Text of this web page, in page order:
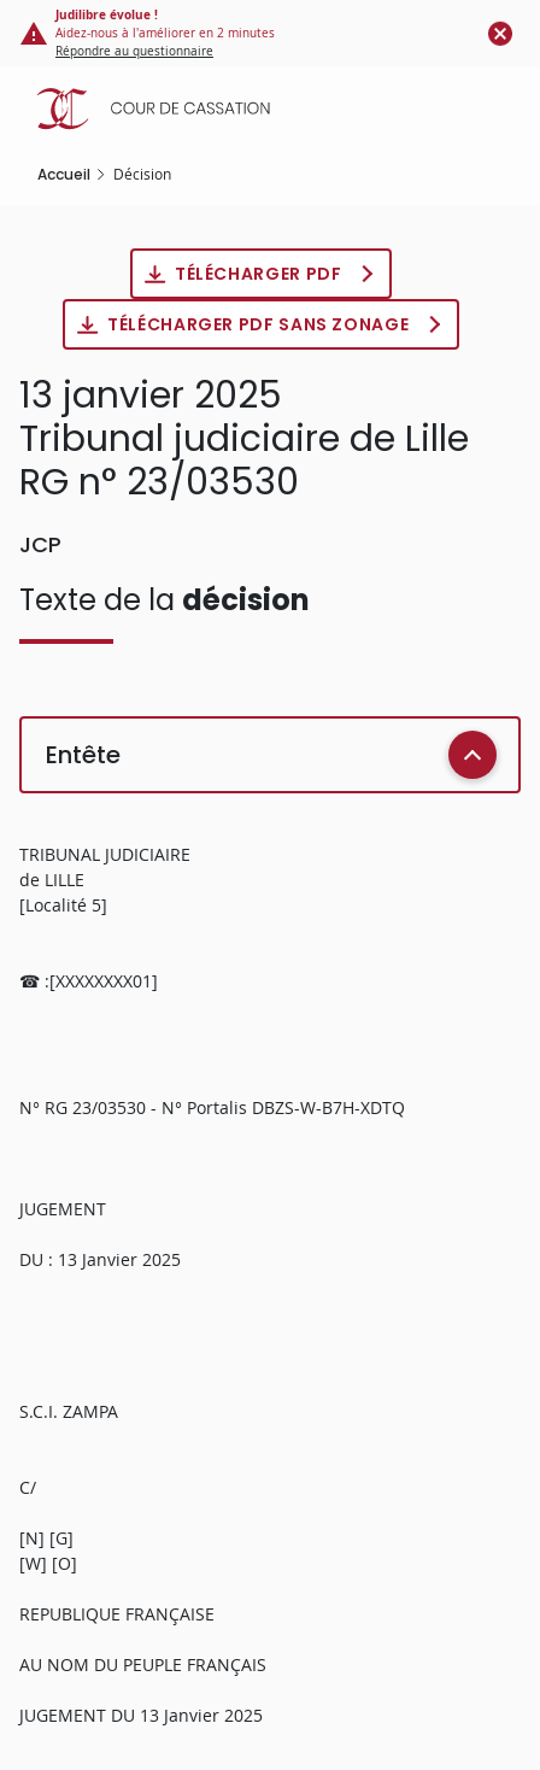
Panneau de gestion des cookies
contenu
principal
Judilibre évolue !
Aidez-nous à l'améliorer en 2 minutes
Répondre au questionnaire
Accueil Décision
TÉLÉCHARGER PDF
TÉLÉCHARGER PDF SANS ZONAGE
13 janvier 2025
Tribunal judiciaire de Lille
RG n° 23/03530
JCP
Texte de la décision
Entête
TRIBUNAL JUDICIAIRE
de LILLE
[Localité 5]
☎ :[XXXXXXXX01]
N° RG 23/03530 - N° Portalis DBZS-W-B7H-XDTQ
JUGEMENT
DU : 13 Janvier 2025
S.C.I. ZAMPA
C/
[N] [G]
[W] [O]
REPUBLIQUE FRANÇAISE
AU NOM DU PEUPLE FRANÇAIS
JUGEMENT DU 13 Janvier 2025